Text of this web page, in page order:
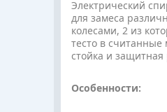
Электрический
для замеса
колесами, 2 из
тесто в
стойка и
Особенности: